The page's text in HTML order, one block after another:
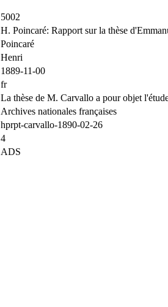
5002
H. Poincaré: Rapport sur la thèse
Poincaré
Henri
1889-11-00
fr
La thèse de M. Carvallo a pour objet
Archives nationales françaises
hprpt-carvallo-1890-02-26
4
ADS